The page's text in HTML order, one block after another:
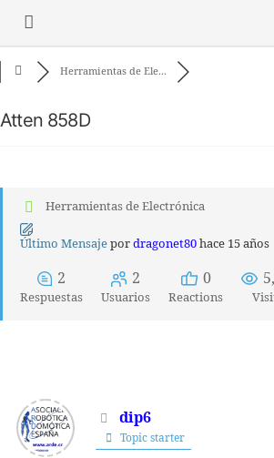
Herramientas de Ele...
Atten 858D
Herramientas de Electrónica
Último Mensajepordragonet80hace 15 años
2
Respuestas
2
Usuarios
0
Reactions
dip6
Topic starter